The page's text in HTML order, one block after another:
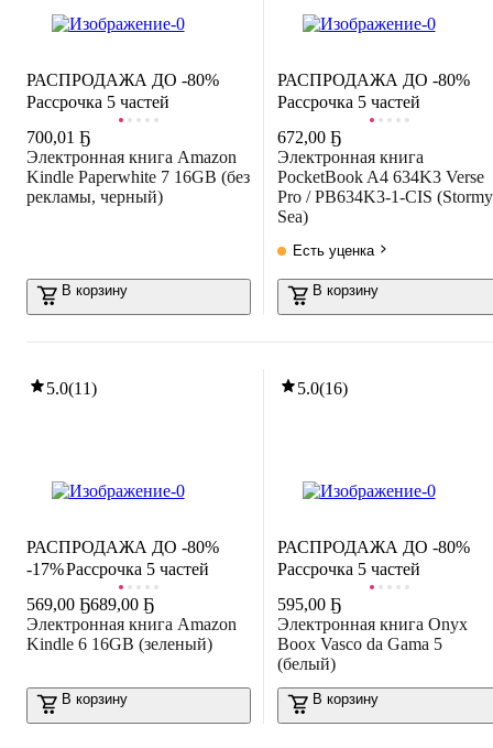
Рассрочка 5 частей
РАСПРОДАЖА ДО -80%
700,01 Ҕ
Электронная книга Amazon
Kindle Paperwhite 7 16GB (без
рекламы, черный)
В корзину
Рассрочка 5 частей
РАСПРОДАЖА ДО -80%
672,00 Ҕ
Электронная книга
PocketBook A4 634K3 Verse
Pro / PB634K3-1-CIS (Stormy
Sea)
Есть уценка
В корзину
5.0(11)
-17%Рассрочка 5 частей
РАСПРОДАЖА ДО -80%
569,00 Ҕ689,00 Ҕ
Электронная книга Amazon
Kindle 6 16GB (зеленый)
В корзину
5.0(16)
Рассрочка 5 частей
РАСПРОДАЖА ДО -80%
595,00 Ҕ
Электронная книга Onyx
Boox Vasco da Gama 5
(белый)
В корзину